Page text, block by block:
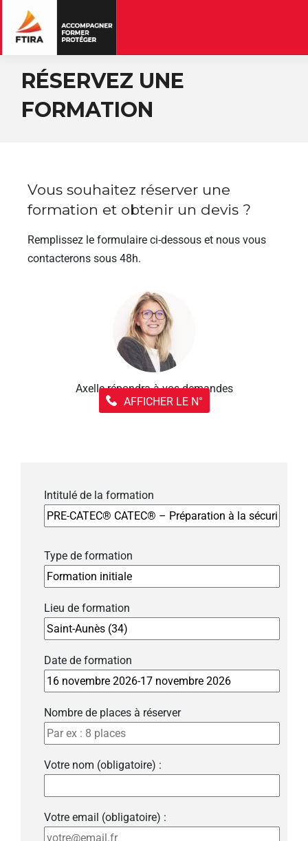
RÉSERVEZ UNE
FORMATION
Vous souhaitez réserver une
formation et obtenir un devis ?
Remplissez le formulaire ci-dessous et nous vous
contacterons sous 48h.
Axelle répondra à vos demandes
AFFICHER LE N°
Intitulé de la formation
Type de formation
Lieu de formation
Date de formation
Nombre de places à réserver
Votre nom (obligatoire) :
Votre email (obligatoire) :